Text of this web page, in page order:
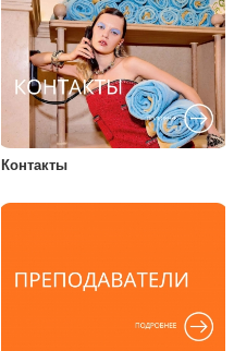
Контакты